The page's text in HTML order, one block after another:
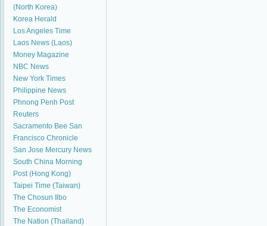
(North Korea)
Korea Herald
Los Angeles Time
Laos News (Laos)
Money Magazine
NBC News
New York Times
Philippine News
Phnong Penh Post
Reuters
Sacramento Bee San
Francisco Chronicle
San Jose Mercury News
South China Morning
Post (Hong Kong)
Taipei Time (Taiwan)
The Chosun Ilbo
The Economist
The Nation (Thailand)